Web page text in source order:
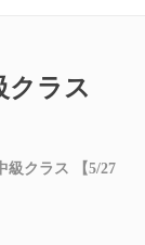
ラス
クラス 【5/27